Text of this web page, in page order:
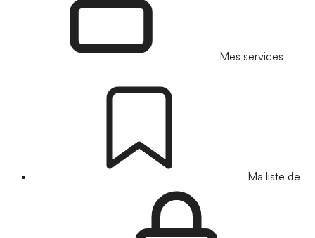
Mes services
Ma liste de